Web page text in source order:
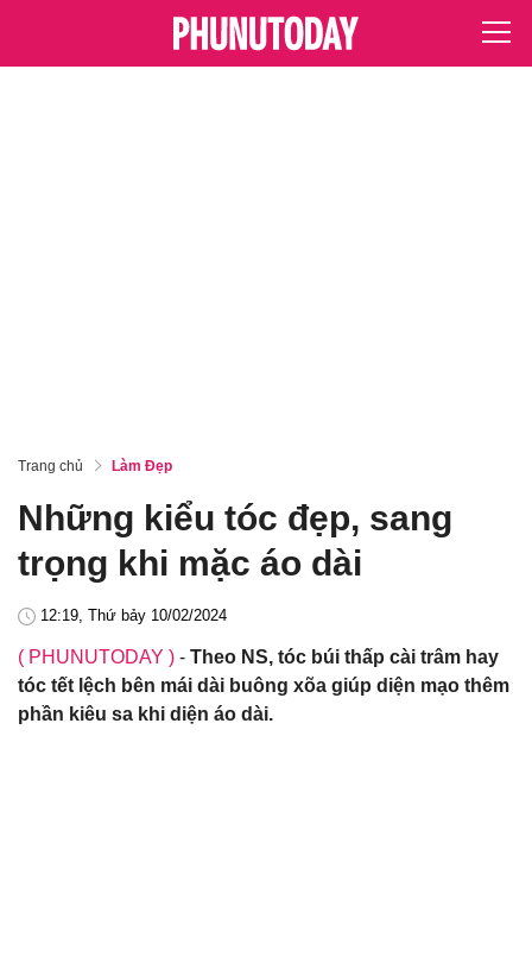
Trang chủ Làm Đẹp
Những kiểu tóc đẹp, sang
trọng khi mặc áo dài
12:19, Thứ bảy 10/02/2024
( PHUNUTODAY ) - Theo NS, tóc búi thấp cài trâm hay
tóc tết lệch bên mái dài buông xõa giúp diện mạo thêm
phần kiêu sa khi diện áo dài.